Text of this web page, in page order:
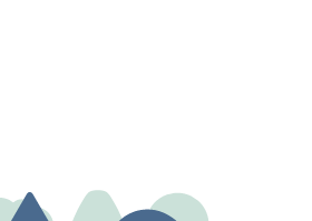
ili e-mailom na adresu: